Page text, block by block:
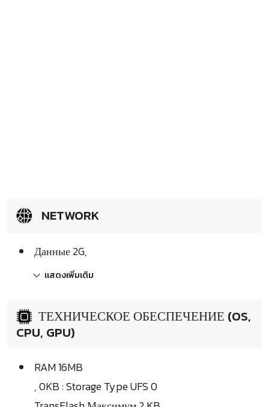
NETWORK
Данные 2G,
แสดงเพิ่มเติม
ТЕХНИЧЕСКОЕ ОБЕСПЕЧЕНИЕ (OS,
CPU, GPU)
RAM 16MB
, 0KB : Storage Type UFS 0